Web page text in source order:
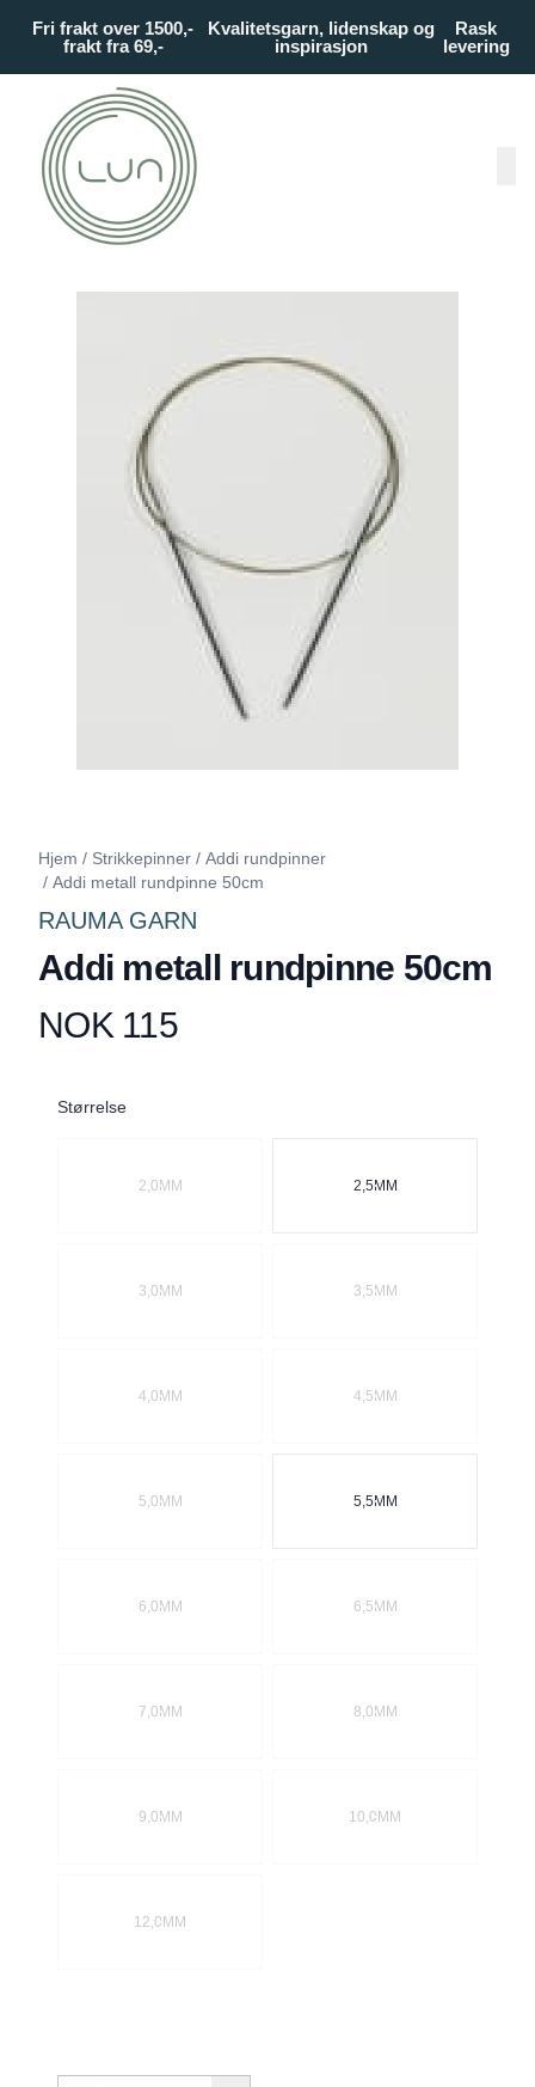
Fri frakt over 1500,-
frakt fra 69,-
Kvalitetsgarn, lidenskap og
inspirasjon
Rask
levering
Hjem / Strikkepinner / Addi rundpinner
/ Addi metall rundpinne 50cm
RAUMA GARN
Addi metall rundpinne 50cm
Produktdetaljer
NOK 115
Størrelse
2,0MM 2,5MM
3,0MM 3,5MM
4,0MM 4,5MM
5,0MM 5,5MM
6,0MM 6,5MM
7,0MM 8,0MM
9,0MM 10,0MM
12,0MM